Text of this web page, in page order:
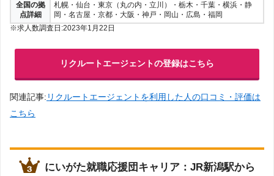
全国の拠
点詳細
札幌・仙台・東京（丸の内・立川）・栃木・千葉・横浜・静
岡・名古屋・京都・大阪・神戸・岡山・広島・福岡
※求人数調査日:2023年1月22日
リクルートエージェントの登録はこちら
関連記事: リクルートエージェントを利用した人の口コミ・評価は
こちら
にいがた就職応援団キャリア：JR新潟駅から